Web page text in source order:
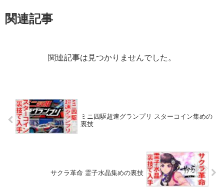
関連記事
関連記事は見つかりませんでした。
ミニ四駆超速グランプリ スターコイン集めの
裏技
サクラ革命 霊子水晶集めの裏技